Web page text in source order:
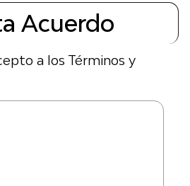
Acuerdo
a los Términos y